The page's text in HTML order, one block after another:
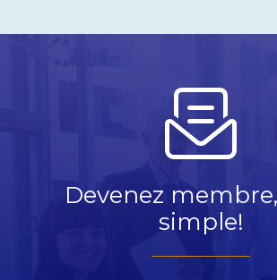
Devenez
simple!